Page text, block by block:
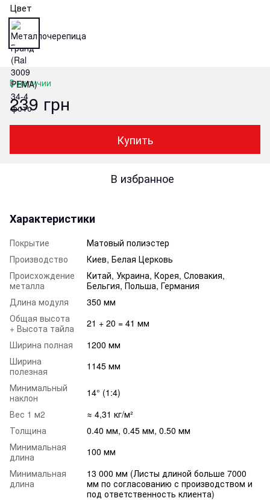
Цвет
В наличии
239 грн
Купить
В избранное
Характеристики
Покрытие
Матовый полиэстер
Производство
Киев, Белая Церковь
Происхождение
металла
Китай, Украина, Корея, Словакия,
Бельгия, Польша, Германия
Длина модуля
350 мм
Общая высота
+ Высота тайла
21 + 20 = 41 мм
Ширина полная
1200 мм
Ширина
полезная
1145 мм
Минимальный
наклон
14° (1:4)
Вес 1 м2
≈ 4,31 кг/м²
Толщина
0.40 мм, 0.45 мм, 0.50 мм
Минимальная
длина
100 мм
Минимальная
длина
13 000 мм (Листы длиной больше 7000
мм по согласованию с производством и
под ответственность клиента)